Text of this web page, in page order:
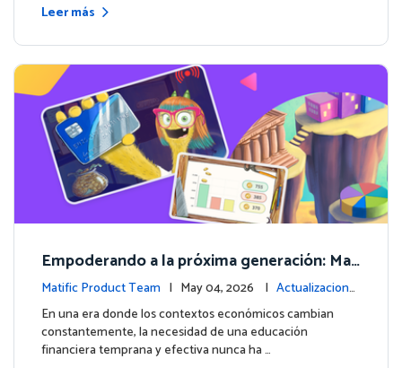
Leer más
Empoderando a la próxima generación: Mat
ific lanza un curso integral de Educación Fin
anciera
Matific Product Team | May 04, 2026 | Actualizacione
s de la plataforma
En una era donde los contextos económicos cambian
constantemente, la necesidad de una educación
financiera temprana y efectiva nunca ha …